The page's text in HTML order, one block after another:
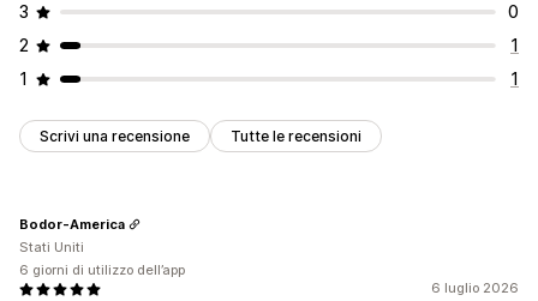
3
0
2
1
1
1
Scrivi una recensione Tutte le recensioni
6 luglio 2026
Bodor-America
Stati Uniti
6 giorni di utilizzo dell’app